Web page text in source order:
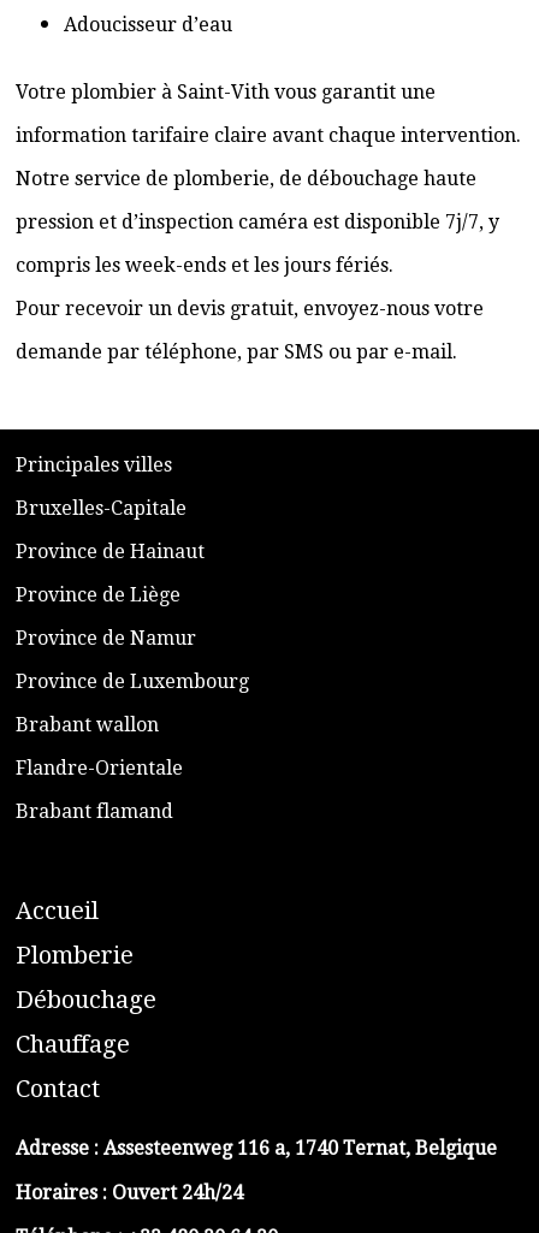
Adoucisseur d’eau
Votre plombier à Saint-Vith vous garantit une
information tarifaire claire avant chaque intervention.
Notre service de plomberie, de débouchage haute
pression et d’inspection caméra est disponible 7j/7, y
compris les week-ends et les jours fériés.
Pour recevoir un devis gratuit, envoyez-nous votre
demande par téléphone, par SMS ou par e-mail.
​Principales villes
​Bruxelles-Capitale
​Province de Hainaut
Province de Liège
​Province de Namur
​Province de Luxembourg
​Brabant wallon
​Flandre-Orientale
​Brabant flamand
Accueil
​Plomberie
Débouchage
Chauffage
Contact
Adresse : Assesteenweg 116 a, 1740 Ternat, Belgique
Horaires : Ouvert 24h/24